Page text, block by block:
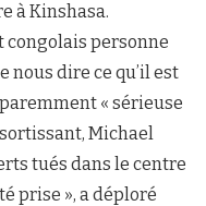
à Kinshasa.
congolais personne
nous dire ce qu’il est
« sérieuse
Michael
tués dans le centre
prise », a déploré